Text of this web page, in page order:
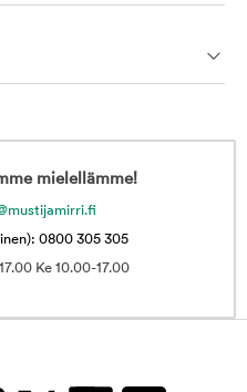
mielellämme!
0800 305 305
Ke 10.00-17.00